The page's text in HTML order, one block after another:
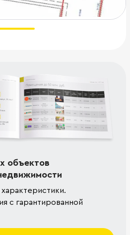
объектов
с гарантированной